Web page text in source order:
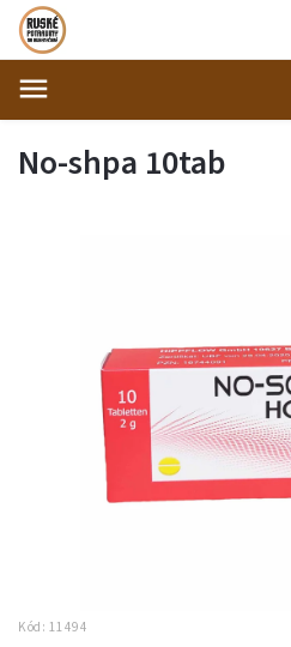
No-shpa 10tab
Kód: 11494